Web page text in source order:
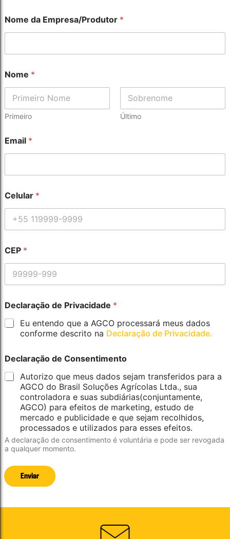
Nome da Empresa/Produtor *
Nome *
Primeiro Último
o
m
e
l
u
a
Email *
Celular *
CEP *
Declaração de Privacidade *
Eu entendo que a AGCO processará meus dados
conforme descrito na Declaração de Privacidade.
Declaração de Consentimento
Autorizo que meus dados sejam transferidos para a
AGCO do Brasil Soluções Agrícolas Ltda., sua
controladora e suas subdiárias(conjuntamente,
AGCO) para efeitos de marketing, estudo de
mercado e publicidade e que sejam recolhidos,
processados e utilizados para esses efeitos.
A declaração de consentimento é voluntária e pode ser revogada
a qualquer momento.
Enviar